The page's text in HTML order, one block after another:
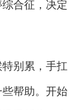
合征，决定
别累，手扛
帮助。开始